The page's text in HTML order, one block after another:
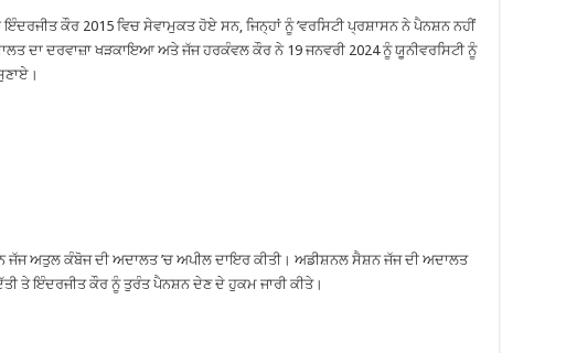
ਕੌਰ 2015 ਵਿਚ ਸੇਵਾਮੁਕਤ ਹੋਏ ਸਨ, ਜਿਨ੍ਹਾਂ ਨੂੰ ’ਵਰਸਿਟੀ ਪ੍ਰਸ਼ਾਸਨ ਨੇ ਪੈਨਸ਼ਨ ਨਹੀਂ
ਦਾ ਦਰਵਾਜ਼ਾ ਖੜਕਾਇਆ ਅਤੇ ਜੱਜ ਹਰਕੰਵਲ ਕੌਰ ਨੇ 19 ਜਨਵਰੀ 2024 ਨੂੰ ਯੂਨੀਵਰਸਿਟੀ ਨੂੰ
ਜੱਜ ਅਤੁਲ ਕੰਬੋਜ ਦੀ ਅਦਾਲਤ ’ਚ ਅਪੀਲ ਦਾਇਰ ਕੀਤੀ। ਅਡੀਸ਼ਨਲ ਸੈਸ਼ਨ ਜੱਜ ਦੀ ਅਦਾਲਤ
ਤੇ ਇੰਦਰਜੀਤ ਕੌਰ ਨੂੰ ਤੁਰੰਤ ਪੈਨਸ਼ਨ ਦੇਣ ਦੇ ਹੁਕਮ ਜਾਰੀ ਕੀਤੇ।